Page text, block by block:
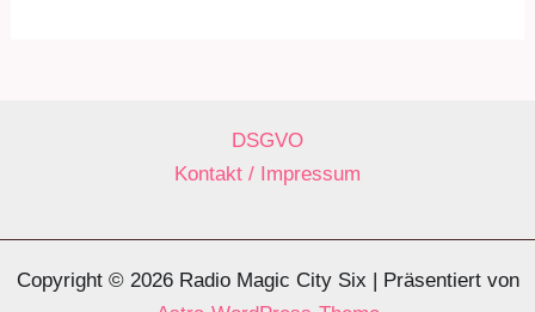
DSGVO
Kontakt / Impressum
Copyright © 2026 Radio Magic City Six | Präsentiert von